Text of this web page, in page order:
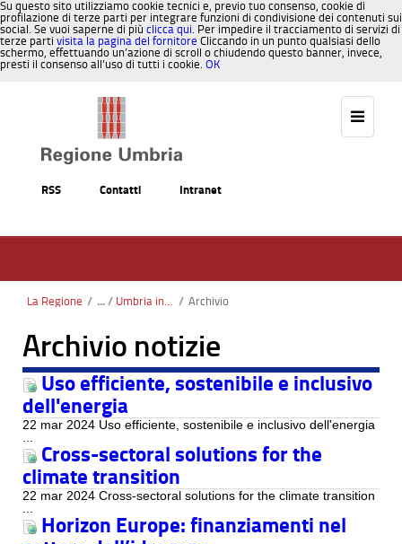
Su questo sito utilizziamo cookie tecnici e, previo tuo consenso, cookie di
profilazione di terze parti per integrare funzioni di condivisione dei contenuti sui
social. Se vuoi saperne di più clicca qui. Per impedire il tracciamento di servizi di
terze parti visita la pagina del fornitore Cliccando in un punto qualsiasi dello
schermo, effettuando un’azione di scroll o chiudendo questo banner, invece,
presti il consenso all’uso di tutti i cookie. OK
RSS Contatti Intranet
La Regione / Umbria in Europa / Archivio
Archivio notizie
Uso efficiente, sostenibile e inclusivo
dell'energia
22 mar 2024 Uso efficiente, sostenibile e inclusivo dell'energia
Cross-sectoral solutions for the
climate transition
22 mar 2024 Cross-sectoral solutions for the climate transition
Horizon Europe: finanziamenti nel